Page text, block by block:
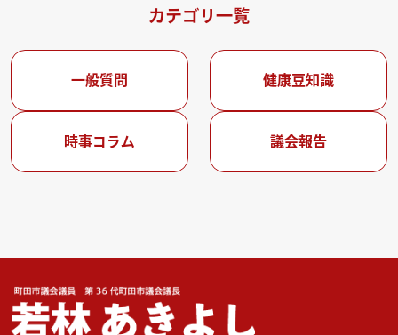
カテゴリ一覧
一般質問 健康豆知識
時事コラム 議会報告